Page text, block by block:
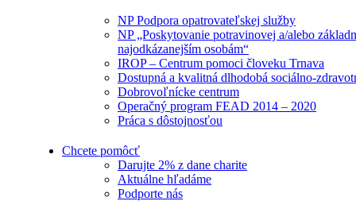
NP Podpora opatrovateľskej služby
NP „Poskytovanie potravinovej a/alebo
najodkázanejším osobám“
IROP – Centrum pomoci človeku Trnava
Dostupná a kvalitná dlhodobá sociálno-
Dobrovoľnícke centrum
Operačný program FEAD 2014 – 2020
Práca s dôstojnosťou
Chcete pomôcť
Darujte 2% z dane charite
Aktuálne hľadáme
Podporte nás